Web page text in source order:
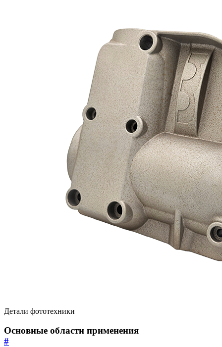
Детали фототехники
Основные области применения
#